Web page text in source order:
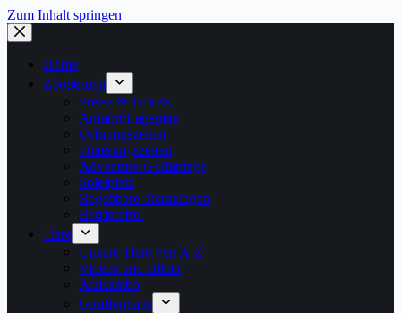
Zum Inhalt springen
Home
Zoobesuch
Preise & Tickets
Anfahrt/Lageplan
Öffnungszeiten
Fütterungszeiten
Adventure-Golfanlage
Spielplatz
Begehbare Tieranlagen
Barrierefrei
Tiere
Unsere Tiere von A-Z
Videos und Bilder
Africambo
Giraffenhaus